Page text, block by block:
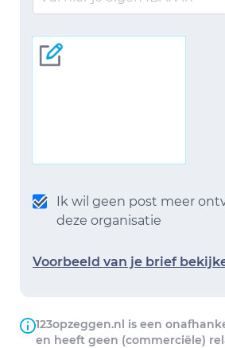
Ik wil geen post meer
deze organisatie
Voorbeeld van je brief
123opzeggen.nl is een
en heeft geen (commerciële)